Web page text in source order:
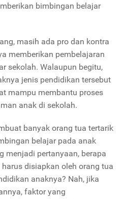
bimbingan belajar
masih ada pro dan kontra
memberikan pembelajaran
sekolah. Walaupun begitu,
jenis pendidikan tersebut
mampu membantu proses
anak di sekolah.
banyak orang tua tertarik
belajar pada anak
menjadi pertanyaan, berapa
disiapkan oleh orang tua
anaknya? Nah, jika
faktor yang